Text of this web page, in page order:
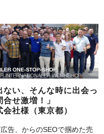
ない、そんな時に出会っ
せ激増！」
社様（東京都）
告、からのSEOで掴めた売